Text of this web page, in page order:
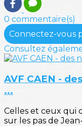
0 commentaire(s)
Connectez-vous
Consultez
AVF CAEN -
...
Celles et ceux qui
sur les pas de